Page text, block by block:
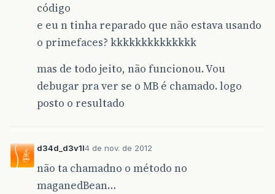
código
e eu n tinha reparado que não estava usando
o primefaces? kkkkkkkkkkkkkk
mas de todo jeito, não funcionou. Vou
debugar pra ver se o MB é chamado. logo
posto o resultado
d34d_d3v1l4 de nov. de 2012
não ta chamadno o método no
maganedBean…